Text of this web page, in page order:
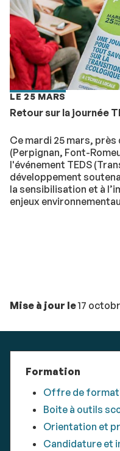
LE 25 MARS
Retour sur la journée
Ce mardi 25 mars, près
(Perpignan, Font-
l'événement TEDS
développement
la sensibilisation et à
enjeux
Mise à jour le17
Formation
Offre de
Boite à outils
Orientation et
Candidature et